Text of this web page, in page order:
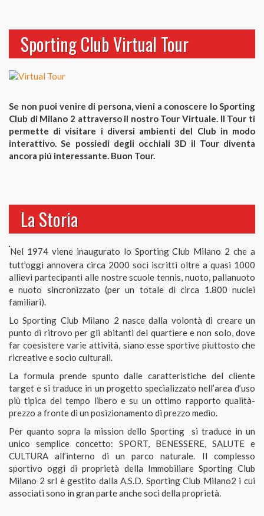
Sporting Club Virtual Tour
Se non puoi venire di persona, vieni a conoscere lo Sporting
Club di Milano 2 attraverso il nostro Tour Virtuale. Il Tour ti
permette di visitare i diversi ambienti del Club in modo
interattivo. Se possiedi degli occhiali 3D il Tour diventa
ancora piú interessante. Buon Tour.
La Storia
Nel 1974 viene inaugurato lo Sporting Club Milano 2 che a
tutt’oggi annovera circa 2000 soci iscritti oltre a quasi 1000
allievi partecipanti alle nostre scuole tennis, nuoto, pallanuoto
e nuoto sincronizzato (per un totale di circa 1.800 nuclei
familiari).
Lo Sporting Club Milano 2 nasce dalla volontà di creare un
punto di ritrovo per gli abitanti del quartiere e non solo, dove
far coesistere varie attività, siano esse sportive piuttosto che
ricreative e socio culturali.
La formula prende spunto dalle caratteristiche del cliente
target e si traduce in un progetto specializzato nell’area d’uso
più tipica del tempo libero e su un ottimo rapporto qualità-
prezzo a fronte di un posizionamento di prezzo medio.
Per quanto sopra la mission dello Sporting si traduce in un
unico semplice concetto: SPORT, BENESSERE, SALUTE e
CULTURA all’interno di un parco naturale. Il complesso
sportivo oggi di proprietà della Immobiliare Sporting Club
Milano 2 srl è gestito dalla A.S.D. Sporting Club Milano2 i cui
associati sono in gran parte anche soci della proprietà.